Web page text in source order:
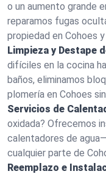
o un aumento grande
reparamos fugas
propiedad en Cohoes
Limpieza y Destape
difíciles en la cocina
baños, eliminamos
plomería en Cohoes
Servicios de
oxidada? Ofrecemos
calentadores de
cualquier parte de
Reemplazo e